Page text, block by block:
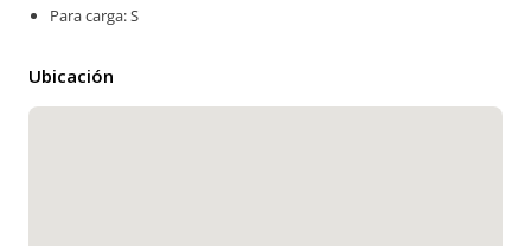
Para carga: S
Ubicación